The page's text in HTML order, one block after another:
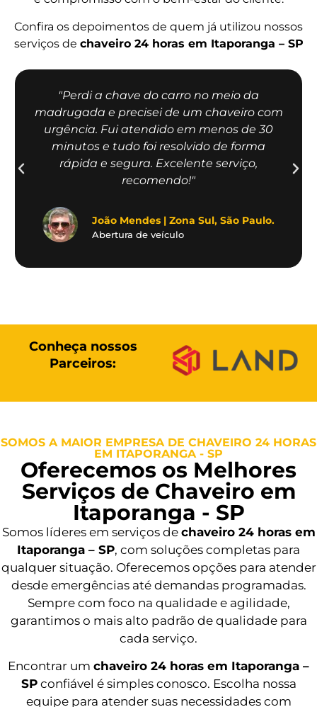
Confira os depoimentos de quem já utilizou nossos
serviços de chaveiro 24 horas em Itaporanga – SP
"Perdi a chave do carro no meio da
madrugada e precisei de um chaveiro com
urgência. Fui atendido em menos de 30
minutos e tudo foi resolvido de forma
rápida e segura. Excelente serviço,
recomendo!"
João Mendes | Zona Sul, São Paulo.
Abertura de veículo
Conheça nossos
Parceiros:
SOMOS A MAIOR EMPRESA DE CHAVEIRO 24 HORAS
EM ITAPORANGA - SP
Oferecemos os Melhores
Serviços de Chaveiro em
Itaporanga - SP
Somos líderes em serviços de chaveiro 24 horas em
Itaporanga – SP, com soluções completas para
qualquer situação. Oferecemos opções para atender
desde emergências até demandas programadas.
Sempre com foco na qualidade e agilidade,
garantimos o mais alto padrão de qualidade para
cada serviço.
Encontrar um chaveiro 24 horas em Itaporanga –
SPconfiável é simples conosco. Escolha nossa
equipe para atender suas necessidades com